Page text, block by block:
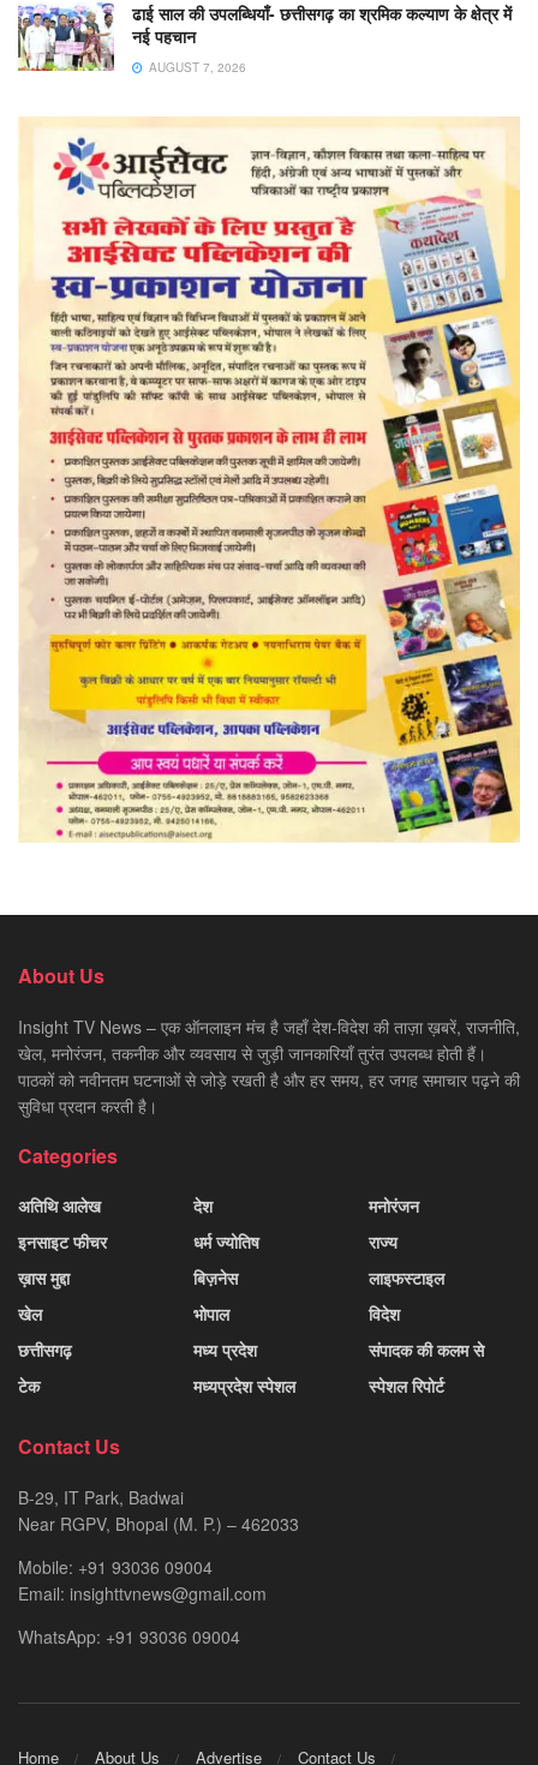
ढाई साल की उपलब्धियाँ- छत्तीसगढ़ का श्रमिक कल्याण के क्षेत्र में
नई पहचान
AUGUST 7, 2026
About Us
Insight TV News – एक ऑनलाइन मंच है जहाँ देश-विदेश की ताज़ा ख़बरें, राजनीति,
खेल, मनोरंजन, तकनीक और व्यवसाय से जुड़ी जानकारियाँ तुरंत उपलब्ध होती हैं।
पाठकों को नवीनतम घटनाओं से जोड़े रखती है और हर समय, हर जगह समाचार पढ़ने की
सुविधा प्रदान करती है।
Categories
अतिथि आलेख
इनसाइट फीचर
ख़ास मुद्दा
खेल
छत्तीसगढ़
टेक
देश
धर्म ज्योतिष
बिज़नेस
भोपाल
मध्य प्रदेश
मध्यप्रदेश स्पेशल
मनोरंजन
राज्य
लाइफस्टाइल
विदेश
संपादक की कलम से
स्पेशल रिपोर्ट
Contact Us
B-29, IT Park, Badwai
Near RGPV, Bhopal (M. P.) – 462033
Mobile: +91 93036 09004
Email: insighttvnews@gmail.com
WhatsApp: +91 93036 09004
Home About Us Advertise Contact Us